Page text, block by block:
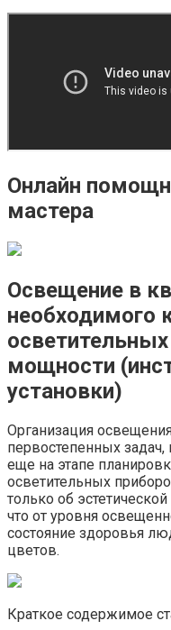
Онлайн
мастера
Освещение в
необходимого
мощности
установки)
Организация
первостепенных
еще на этапе
осветительных
только об
что от уровня
состояние здоровья
цветов.
Краткое содержимое